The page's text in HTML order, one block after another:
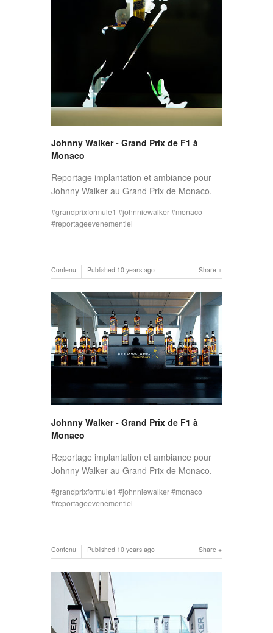
Johnny Walker - Grand Prix de F1 à
Monaco
Reportage implantation et ambiance pour
Johnny Walker au Grand Prix de Monaco.
grandprixformule1 johnniewalker
monaco
reportageevenementiel
Share
Contenu Published 10 years ago
Johnny Walker - Grand Prix de F1 à
Monaco
Reportage implantation et ambiance pour
Johnny Walker au Grand Prix de Monaco.
grandprixformule1 johnniewalker
monaco
reportageevenementiel
Share
Contenu Published 10 years ago